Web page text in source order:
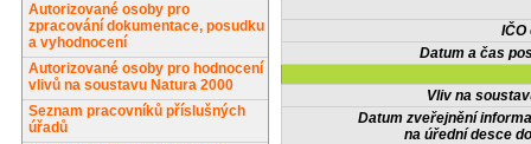
Autorizované osoby pro
zpracování dokumentace, posudku
a vyhodnocení
Autorizované osoby pro hodnocení
vlivů na soustavu Natura 2000
Seznam pracovníků příslušných
úřadů
IČO
Datum a čas
Vliv na
Datum zveřejnění
na úřední desce